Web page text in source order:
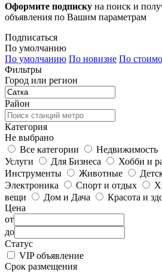
Оформите подписку на поиск и
объявления по Вашим параметрам
Подписаться
По умолчанию
По умолчанию По новизне По
Фильтры
Город или регион
Район
Категория
Не выбрано
Все категории
Недвижимость
Услуги
Для Бизнеса
Хобби и
Инструменты
Животные
Электроника
Спорт и отдых
вещи
Дом и Дача Красота и
Цена
от
до
Статус
VIP объявление
Срок размещения